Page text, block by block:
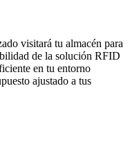
visitará tu almacén para
de la solución RFID
en tu entorno
ajustado a tus